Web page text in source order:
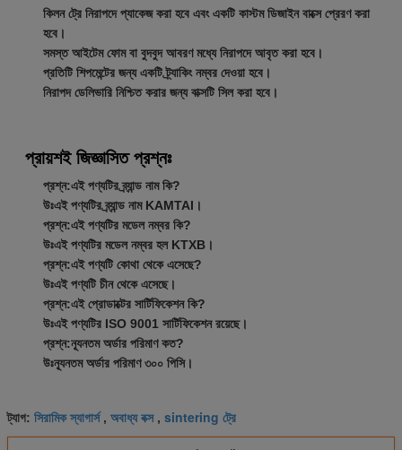
কিলন ট্রে নিরাপদে প্যাকেজ করা হবে এবং একটি কাস্টম ডিজাইন বাক্সে প্রেরণ করা
হবে।
সমস্ত আইটেম ফোম বা বুদবুদ আবরণ মধ্যে নিরাপদে আবৃত করা হবে।
প্রতিটি শিপমেন্টের জন্য একটি ট্র্যাকিং নম্বর দেওয়া হবে।
নিরাপদ ডেলিভারি নিশ্চিত করার জন্য বাক্সটি সিল করা হবে।
প্রায়শই জিজ্ঞাসিত প্রশ্নঃ
প্রশ্ন:এই পণ্যটির ব্র্যান্ড নাম কি?
উঃএই পণ্যটির ব্র্যান্ড নাম KAMTAI।
প্রশ্ন:এই পণ্যটির মডেল নম্বর কি?
উঃএই পণ্যটির মডেল নম্বর হল KTXB।
প্রশ্ন:এই পণ্যটি কোথা থেকে এসেছে?
উঃএই পণ্যটি চীন থেকে এসেছে।
প্রশ্ন:এই প্রোডাক্টের সার্টিফিকেশন কি?
উঃএই পণ্যটির ISO 9001 সার্টিফিকেশন রয়েছে।
প্রশ্ন:ন্যূনতম অর্ডার পরিমাণ কত?
উঃন্যূনতম অর্ডার পরিমাণ ৩০০ পিসি।
ট্যাগ: সিরামিক স্যাগার্স, অবাধ্য বক্স, sintering ট্রে